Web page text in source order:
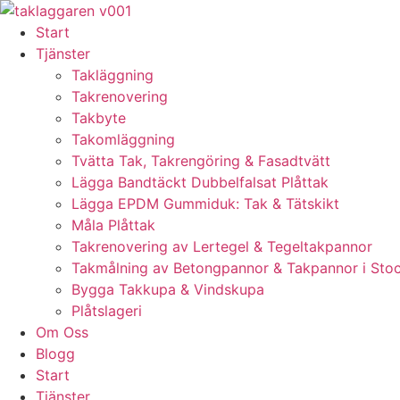
Skip
content
Start
Tjänster
Takläggning
Takrenovering
Takbyte
Takomläggning
Tvätta Tak, Takrengöring & Fasadtvätt
Lägga Bandtäckt Dubbelfalsat Plåttak
Lägga EPDM Gummiduk: Tak & Tätskikt
Måla Plåttak
Takrenovering av Lertegel & Tegeltakpannor
Takmålning av Betongpannor & Takpannor i
Bygga Takkupa & Vindskupa
Plåtslageri
Om Oss
Blogg
Start
Tjänster